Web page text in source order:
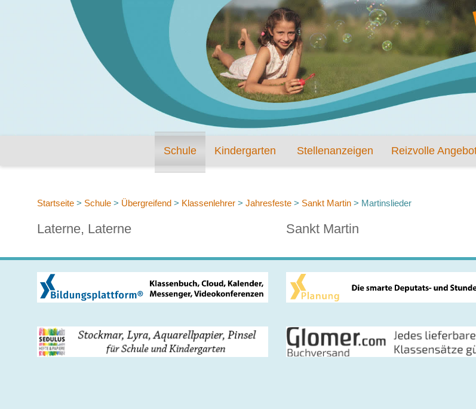
Schule Kindergarten Stellenanzeigen Reizvolle
Startseite > Schule > Übergreifend > Klassenlehrer > Jahresfeste > Sankt Martin > Martinslieder
Laterne, Laterne Sankt Martin